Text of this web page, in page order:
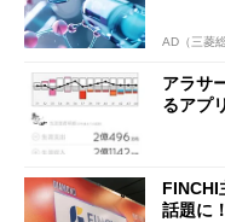
AD（三菱
アラサ
るアプ
FINCHI
話題に！